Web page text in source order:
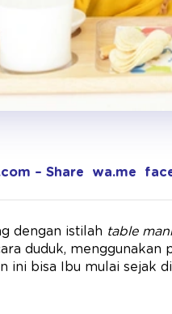
– Share wa.me
dengan istilah table
duduk, menggunakan
ini bisa Ibu mulai sejak